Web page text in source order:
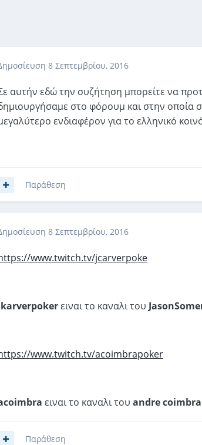
8 Σεπτεμβρίου, 2016
αυτήν εδώ την συζήτηση μπορείτε να
στο φόρουμ και στην οποία
ενδιαφέρον για το ελληνικό
Παράθεση
8 Σεπτεμβρίου, 2016
www.twitch.tv/jcarverpoke
ειναι το καναλι του
www.twitch.tv/acoimbrapoker
ειναι το καναλι του andre coimbra
Παράθεση